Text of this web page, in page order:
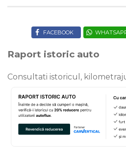
FACEBOOK
Raport istoric auto
Consultati istoricul,